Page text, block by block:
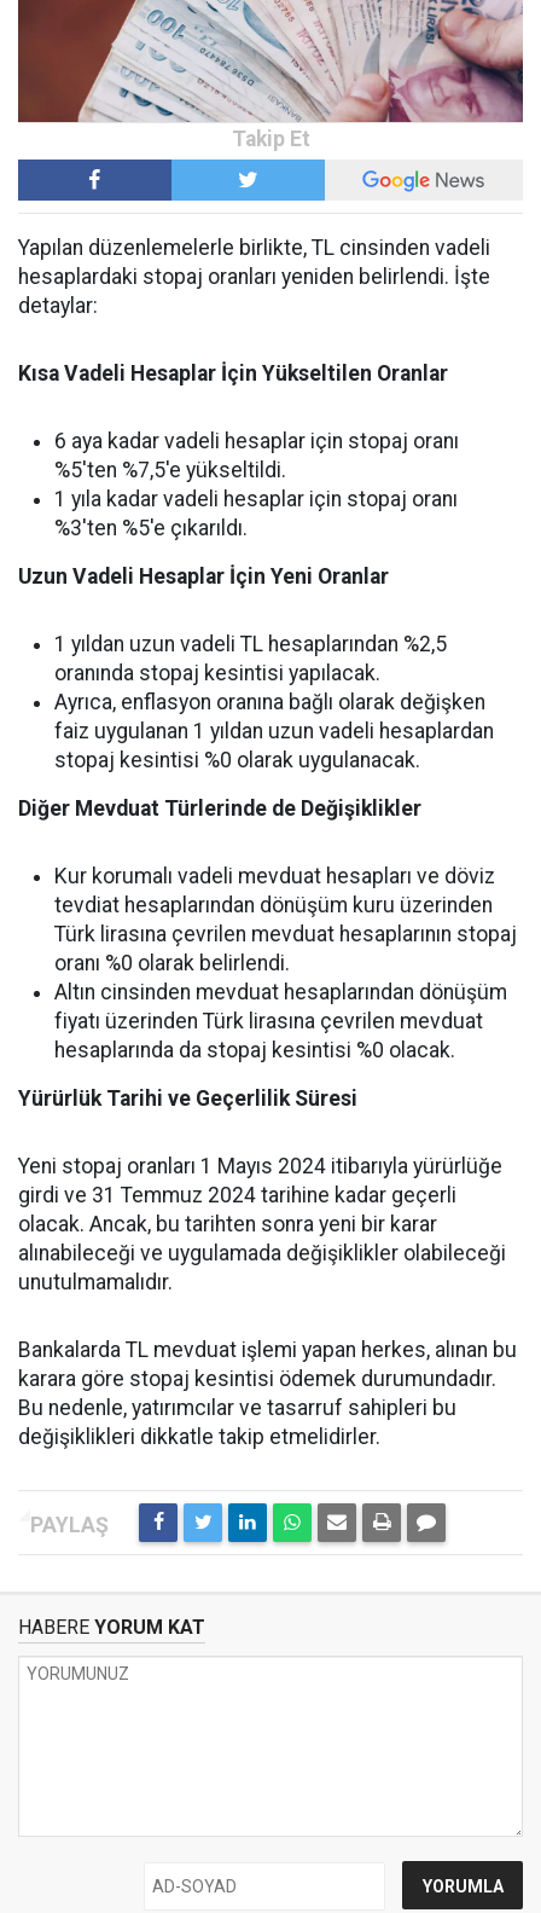
Yapılan düzenlemelerle birlikte, TL cinsinden vadeli
hesaplardaki stopaj oranları yeniden belirlendi. İşte
detaylar:
Kısa Vadeli Hesaplar İçin Yükseltilen Oranlar
6 aya kadar vadeli hesaplar için stopaj oranı
%5'ten %7,5'e yükseltildi.
1 yıla kadar vadeli hesaplar için stopaj oranı
%3'ten %5'e çıkarıldı.
Uzun Vadeli Hesaplar İçin Yeni Oranlar
1 yıldan uzun vadeli TL hesaplarından %2,5
oranında stopaj kesintisi yapılacak.
Ayrıca, enflasyon oranına bağlı olarak değişken
faiz uygulanan 1 yıldan uzun vadeli hesaplardan
stopaj kesintisi %0 olarak uygulanacak.
Diğer Mevduat Türlerinde de Değişiklikler
Kur korumalı vadeli mevduat hesapları ve döviz
tevdiat hesaplarından dönüşüm kuru üzerinden
Türk lirasına çevrilen mevduat hesaplarının stopaj
oranı %0 olarak belirlendi.
Altın cinsinden mevduat hesaplarından dönüşüm
fiyatı üzerinden Türk lirasına çevrilen mevduat
hesaplarında da stopaj kesintisi %0 olacak.
Yürürlük Tarihi ve Geçerlilik Süresi
Yeni stopaj oranları 1 Mayıs 2024 itibarıyla yürürlüğe
girdi ve 31 Temmuz 2024 tarihine kadar geçerli
olacak. Ancak, bu tarihten sonra yeni bir karar
alınabileceği ve uygulamada değişiklikler olabileceği
unutulmamalıdır.
Bankalarda TL mevduat işlemi yapan herkes, alınan bu
karara göre stopaj kesintisi ödemek durumundadır.
Bu nedenle, yatırımcılar ve tasarruf sahipleri bu
değişiklikleri dikkatle takip etmelidirler.
HABERE YORUM KAT